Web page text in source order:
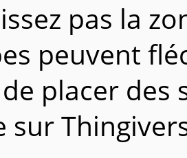
pas la
peuvent
placer des
sur